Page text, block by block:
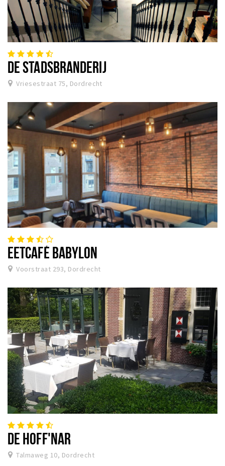
DE STADSBRANDERIJ
Vriesestraat 75, Dordrecht
EETCAFÉ BABYLON
Voorstraat 293, Dordrecht
DE HOFF'NAR
Talmaweg 10, Dordrecht